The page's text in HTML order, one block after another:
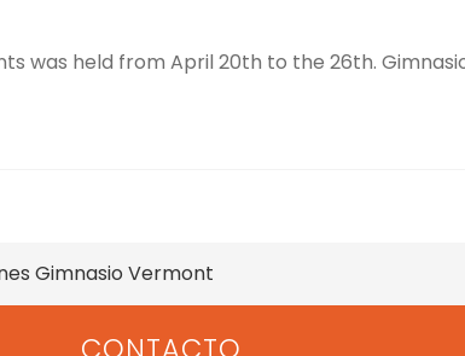
was held from April 20th to the 26th.
Gimnasio Vermont